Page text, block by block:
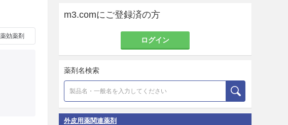
効薬剤
m3.comにご登録済の方
ログイン
薬剤名検索
外皮用薬関連薬剤